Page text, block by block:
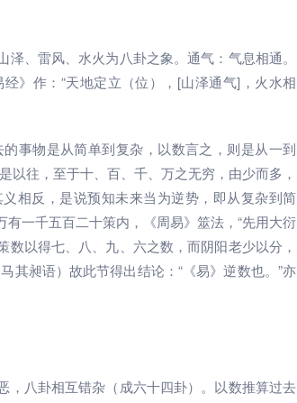
、雷风、水火为八卦之象。通气：气息相通。
》作：“天地定立（位），[山泽通气]，火水相
事物是从简单到复杂，以数言之，则是从一到
以往，至于十、百、千、万之无穷，由少而多，
相反，是说预知未来当为逆势，即从复杂到简
一千五百二十策内，《周易》筮法，“先用大衍
以得七、八、九、六之数，而阴阳老少以分，
其昶语）故此节得出结论：“《易》逆数也。”亦
，八卦相互错杂（成六十四卦）。以数推算过去